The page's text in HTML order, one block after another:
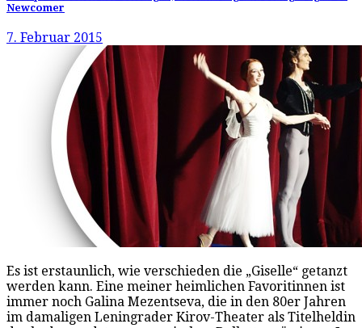
Newcomer
7. Februar 2015
Es ist erstaunlich, wie verschieden die „Giselle“ getanzt
werden kann. Eine meiner heimlichen Favoritinnen ist
immer noch Galina Mezentseva, die in den 80er Jahren
im damaligen Leningrader Kirov-Theater als Titelheldin